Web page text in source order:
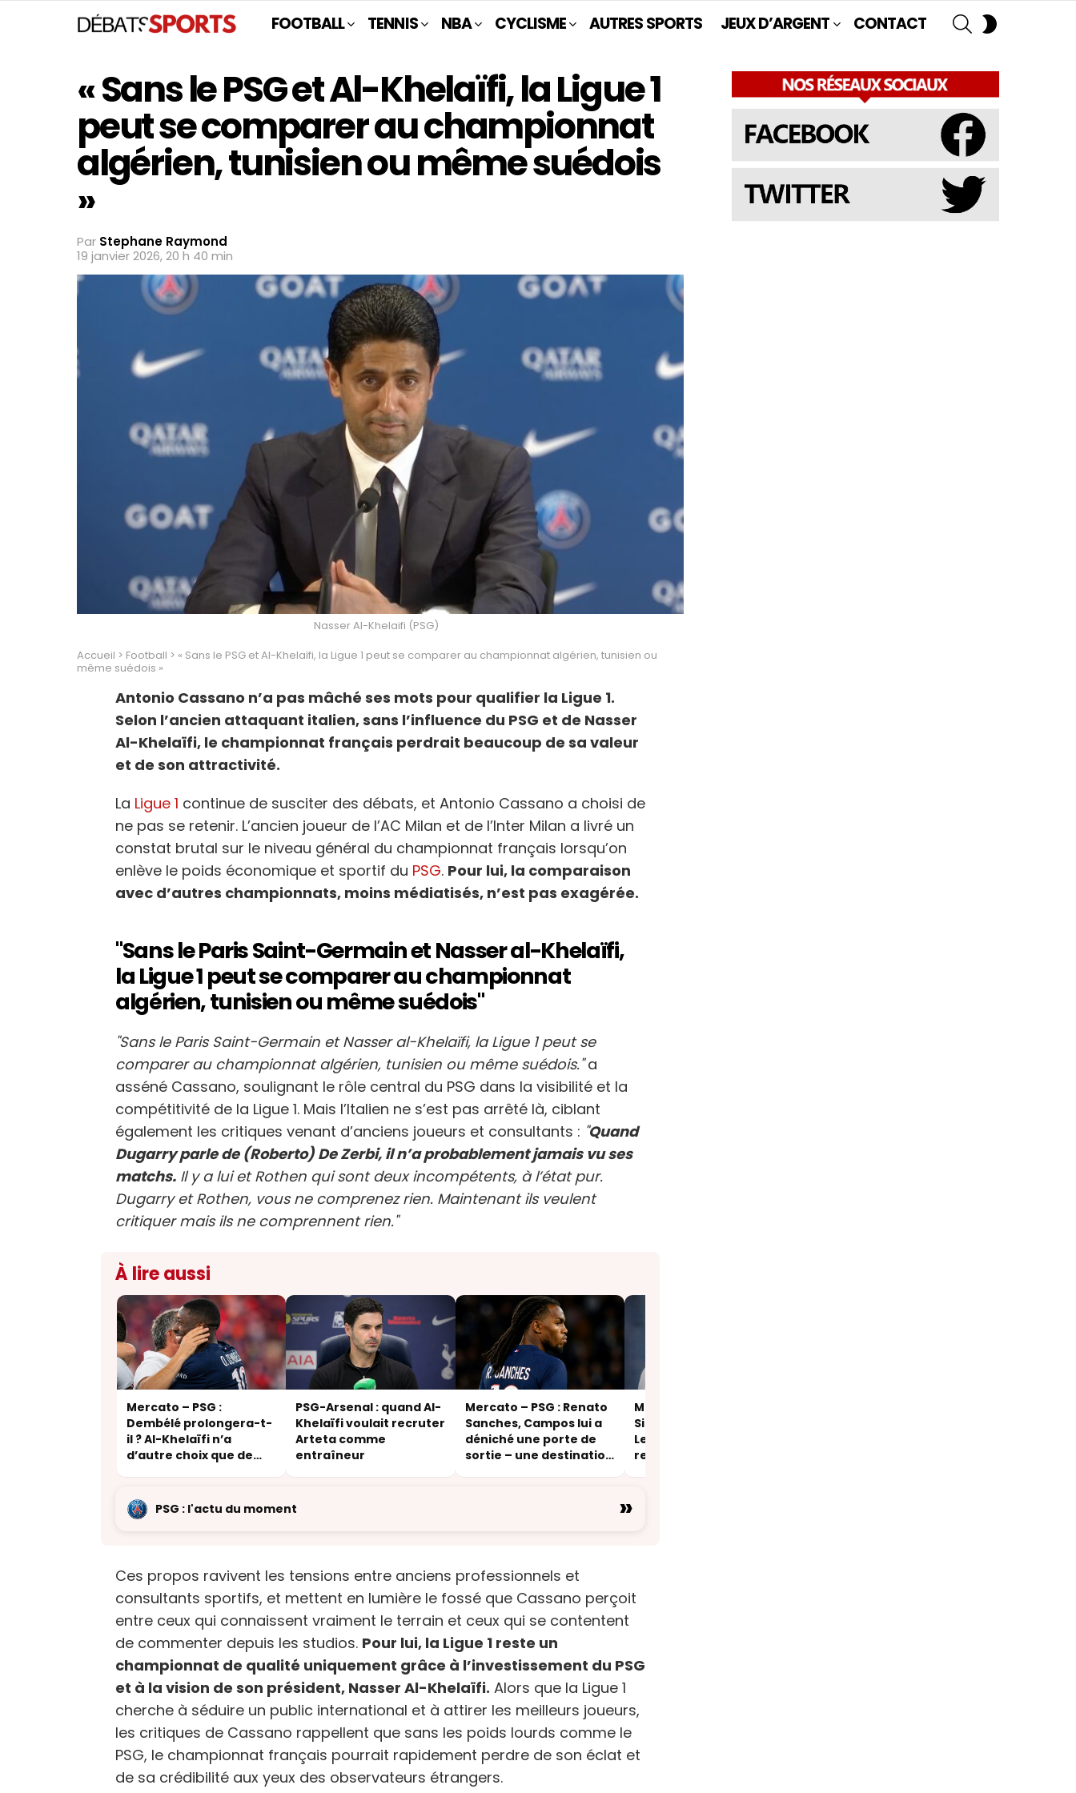
FOOTBALL TENNIS NBA CYCLISME AUTRES SPORTS JEUX D’ARGENT CONTACT SEARCH
« Sans le PSG et Al-Khelaïfi, la Ligue 1
peut se comparer au championnat
algérien, tunisien ou même suédois
»
Par Stephane Raymond
19 janvier 2026, 20 h 40 min
Nasser Al-Khelaifi (PSG)
Accueil > Football > « Sans le PSG et Al-Khelaïfi, la Ligue 1 peut se comparer au championnat algérien, tunisien ou
même suédois »
Antonio Cassano n’a pas mâché ses mots pour qualifier la Ligue 1.
Selon l’ancien attaquant italien, sans l’influence du PSG et de Nasser
Al-Khelaïfi, le championnat français perdrait beaucoup de sa valeur
et de son attractivité.
La Ligue 1 continue de susciter des débats, et Antonio Cassano a choisi de
ne pas se retenir. L’ancien joueur de l’AC Milan et de l’Inter Milan a livré un
constat brutal sur le niveau général du championnat français lorsqu’on
enlève le poids économique et sportif du PSG. Pour lui, la comparaison
avec d’autres championnats, moins médiatisés, n’est pas exagérée.
"Sans le Paris Saint-Germain et Nasser al-Khelaïfi,
la Ligue 1 peut se comparer au championnat
algérien, tunisien ou même suédois"
"Sans le Paris Saint-Germain et Nasser al-Khelaïfi, la Ligue 1 peut se
comparer au championnat algérien, tunisien ou même suédois."a
asséné Cassano, soulignant le rôle central du PSG dans la visibilité et la
compétitivité de la Ligue 1. Mais l’Italien ne s’est pas arrêté là, ciblant
également les critiques venant d’anciens joueurs et consultants : "Quand
Dugarry parle de (Roberto) De Zerbi, il n’a probablement jamais vu ses
matchs. Il y a lui et Rothen qui sont deux incompétents, à l’état pur.
Dugarry et Rothen, vous ne comprenez rien. Maintenant ils veulent
critiquer mais ils ne comprennent rien."
À lire aussi
Mercato – PSG :
Dembélé prolongera-t-
il ? Al-Khelaïfi n’a
d’autre choix que de
PSG-Arsenal : quand Al-
Khelaïfi voulait recruter
Arteta comme
entraîneur
Mercato – PSG : Renato
Sanches, Campos lui a
déniché une porte de
sortie – une destination
Mercato – PSG : «
Simeone voit Kang-in
Lee comme le
remplaçant de
PSG : l'actu du moment »
Ces propos ravivent les tensions entre anciens professionnels et
consultants sportifs, et mettent en lumière le fossé que Cassano perçoit
entre ceux qui connaissent vraiment le terrain et ceux qui se contentent
de commenter depuis les studios. Pour lui, la Ligue 1 reste un
championnat de qualité uniquement grâce à l’investissement du PSG
et à la vision de son président, Nasser Al-Khelaïfi. Alors que la Ligue 1
cherche à séduire un public international et à attirer les meilleurs joueurs,
les critiques de Cassano rappellent que sans les poids lourds comme le
PSG, le championnat français pourrait rapidement perdre de son éclat et
de sa crédibilité aux yeux des observateurs étrangers.